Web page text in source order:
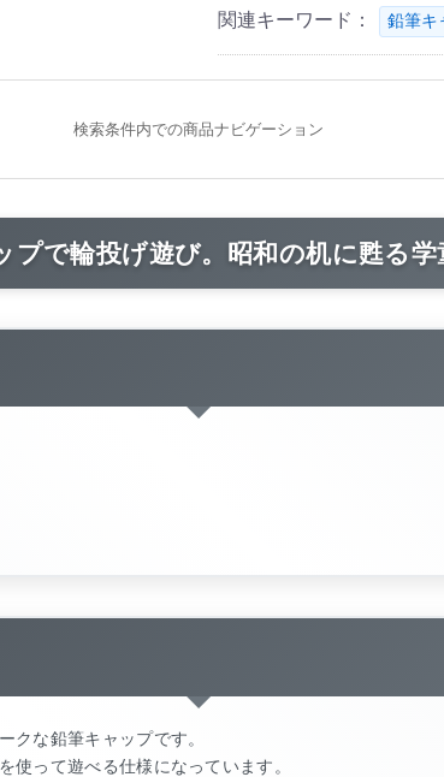
関連キーワード： 鉛筆キ
検索条件内での商品ナビゲーション
プで輪投げ遊び。昭和の机に甦る学
クな鉛筆キャップです。
使って遊べる仕様になっています。